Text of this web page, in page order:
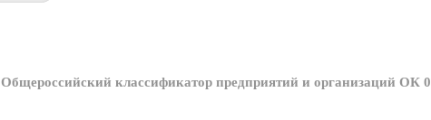
Общероссийский классификатор предприятий и организаций ОК